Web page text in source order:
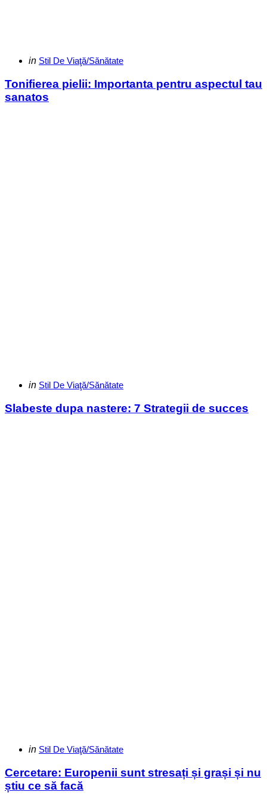
Categories
Posted
in Stil De Viaţă/Sănătate
Tonifierea pielii: Importanta pentru aspectul tau
sanatos
Categories
Posted
in Stil De Viaţă/Sănătate
Slabeste dupa nastere: 7 Strategii de succes
Categories
Posted
in Stil De Viaţă/Sănătate
Cercetare: Europenii sunt stresați și grași și nu
știu ce să facă